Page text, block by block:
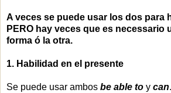
A veces se puede usar los dos para
PERO hay veces que es necessario
forma ó la otra.
1. Habilidad en el presente
Se puede usar ambosbe able to ycan.